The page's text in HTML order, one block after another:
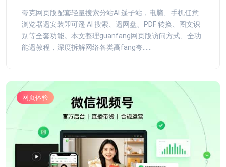
夸克网页版配套轻量搜索分站AI 遥子站，电脑、手机任意
浏览器遥安装即可遥 AI 搜索、遥网盘、PDF 转换、图文识
别等全套功能。本文整理guanfang网页版访问方式、全功
能遥教程，深度拆解网络各类高fang夸......
网页体验